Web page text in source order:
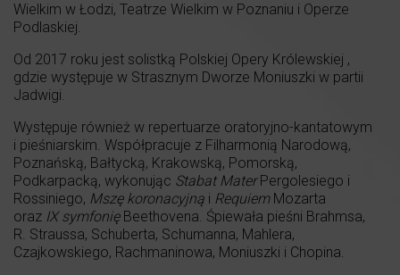
Wielkim w Łodzi, Teatrze Wielkim w Poznaniu i Operze
Podlaskiej.
Od 2017 roku jest solistką Polskiej Opery Królewskiej ,
gdzie występuje w Strasznym Dworze Moniuszki w partii
Jadwigi.
Występuje również w repertuarze oratoryjno-kantatowym
i pieśniarskim. Współpracuje z Filharmonią Narodową,
Poznańską, Bałtycką, Krakowską, Pomorską,
Podkarpacką, wykonując Stabat MaterPergolesiego i
Rossiniego, Mszę koronacyjną i RequiemMozarta
oraz IX symfonię Beethovena. Śpiewała pieśni Brahmsa,
R. Straussa, Schuberta, Schumanna, Mahlera,
Czajkowskiego, Rachmaninowa, Moniuszki i Chopina.